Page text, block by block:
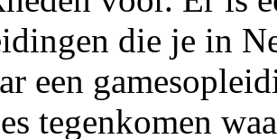
die je in
een
tegenkomen